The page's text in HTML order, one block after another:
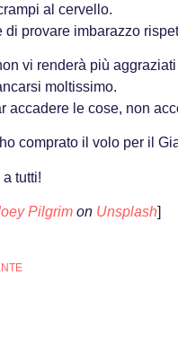
al cervello.
di provare imbarazzo
vi renderà più
moltissimo.
accadere le cose, non
comprato il volo per il
tutti!
Pilgrim on Unsplash]